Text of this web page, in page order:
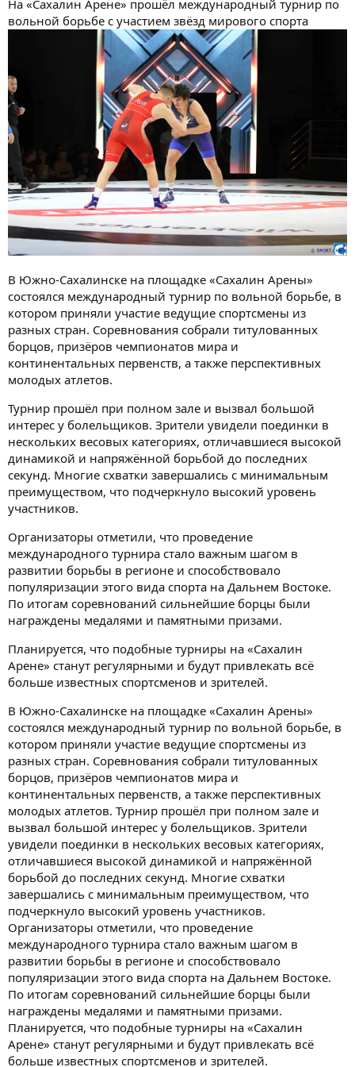
На «Сахалин Арене» прошёл международный турнир по
вольной борьбе с участием звёзд мирового спорта
В Южно-Сахалинске на площадке «Сахалин Арены»
состоялся международный турнир по вольной борьбе, в
котором приняли участие ведущие спортсмены из
разных стран. Соревнования собрали титулованных
борцов, призёров чемпионатов мира и
континентальных первенств, а также перспективных
молодых атлетов.
Турнир прошёл при полном зале и вызвал большой
интерес у болельщиков. Зрители увидели поединки в
нескольких весовых категориях, отличавшиеся высокой
динамикой и напряжённой борьбой до последних
секунд. Многие схватки завершались с минимальным
преимуществом, что подчеркнуло высокий уровень
участников.
Организаторы отметили, что проведение
международного турнира стало важным шагом в
развитии борьбы в регионе и способствовало
популяризации этого вида спорта на Дальнем Востоке.
По итогам соревнований сильнейшие борцы были
награждены медалями и памятными призами.
Планируется, что подобные турниры на «Сахалин
Арене» станут регулярными и будут привлекать всё
больше известных спортсменов и зрителей.
В Южно-Сахалинске на площадке «Сахалин Арены»
состоялся международный турнир по вольной борьбе, в
котором приняли участие ведущие спортсмены из
разных стран. Соревнования собрали титулованных
борцов, призёров чемпионатов мира и
континентальных первенств, а также перспективных
молодых атлетов. Турнир прошёл при полном зале и
вызвал большой интерес у болельщиков. Зрители
увидели поединки в нескольких весовых категориях,
отличавшиеся высокой динамикой и напряжённой
борьбой до последних секунд. Многие схватки
завершались с минимальным преимуществом, что
подчеркнуло высокий уровень участников.
Организаторы отметили, что проведение
международного турнира стало важным шагом в
развитии борьбы в регионе и способствовало
популяризации этого вида спорта на Дальнем Востоке.
По итогам соревнований сильнейшие борцы были
награждены медалями и памятными призами.
Планируется, что подобные турниры на «Сахалин
Арене» станут регулярными и будут привлекать всё
больше известных спортсменов и зрителей.